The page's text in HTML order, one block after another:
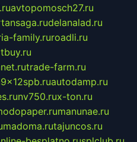
avtopomosch27.ru
delanalad.ru
family.ruroadli.ru
trade-farm.ru
autodamp.ru
nv750.rux-ton.ru
manunae.ru
madoma.rutajuncos.ru